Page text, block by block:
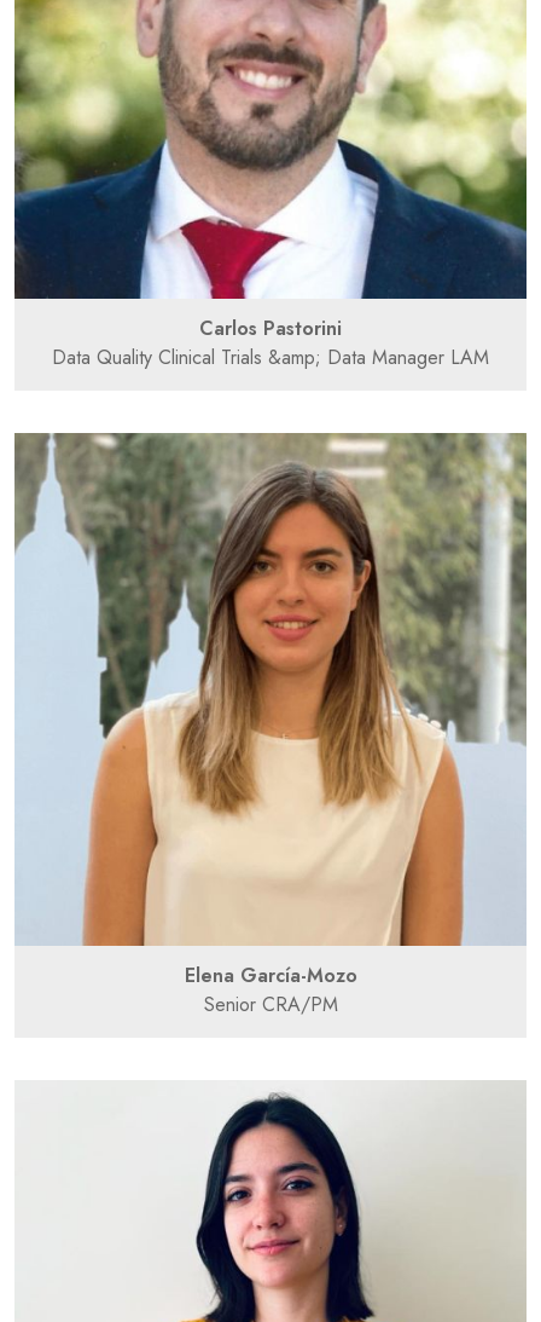
Carlos Pastorini
Data Quality Clinical Trials &amp; Data Manager LAM
Elena García-Mozo
Senior CRA/PM